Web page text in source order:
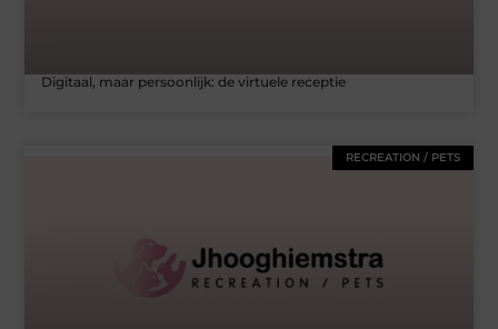
Digitaal, maar persoonlijk: de virtuele receptie
RECREATION / PETS